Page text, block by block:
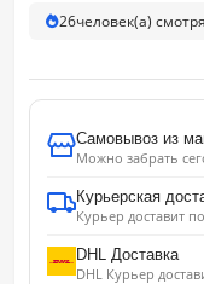
26человек(а)
Самовывоз из
Можно забрать
Курьерская
Курьер доставит
DHL Доставка
DHL Курьер